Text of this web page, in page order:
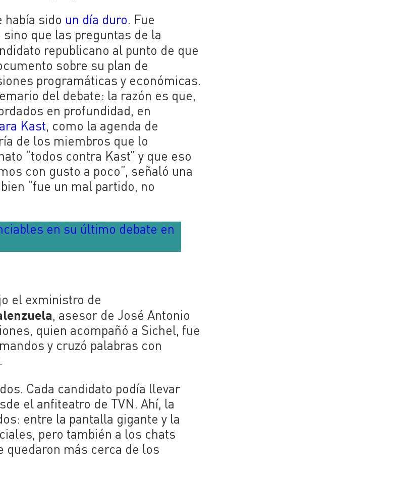
había sido un día duro. Fue
que las preguntas de la
republicano al punto de que
sobre su plan de
programáticas y económicas.
del debate: la razón es que,
en profundidad, en
Kast, como la agenda de
de los miembros que lo
“todos contra Kast” y que eso
con gusto a poco”, señaló una
“fue un mal partido, no
en su último debate en
el exministro de
, asesor de José Antonio
quien acompañó a Sichel, fue
y cruzó palabras con
Cada candidato podía llevar
el anfiteatro de TVN. Ahí, la
entre la pantalla gigante y la
pero también a los chats
quedaron más cerca de los